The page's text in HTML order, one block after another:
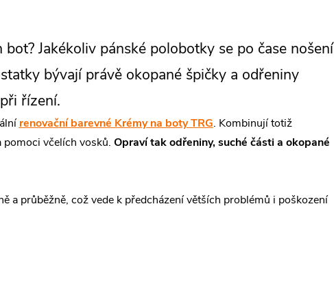
Jakékoliv pánské polobotky se po čase nošení
bývají právě okopané špičky a odřeniny
řízení.
renovační barevné Krémy na boty TRG. Kombinují totiž
včelích vosků. Opraví tak odřeniny, suché části a okopané
a průběžně, což vede k předcházení větších problémů i poškození